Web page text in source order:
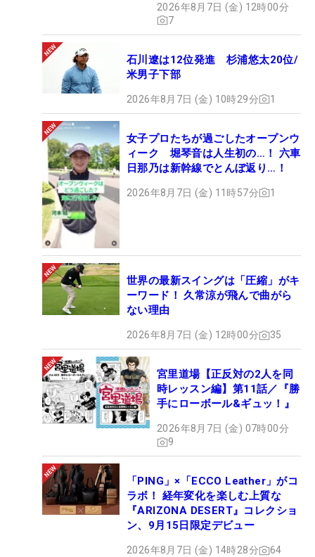
2026年8月7日 (金) 12時00分
7
石川遼は12位発進 杉浦悠太20位/
米男子下部
2026年8月7日 (金) 10時29分 1
女子プロたちが過ごしたオープンウ
ィーク 堀琴音は人生初の…！ 六車
日那乃は新幹線でとんぼ返り…！
2026年8月7日 (金) 11時57分 1
世界の最新スイングは「圧縮」がキ
ーワード！ 久常涼が飛んで曲がら
ない理由
2026年8月7日 (金) 12時00分 35
宮里道場【正反対の2人を同
時レッスン編】第11話／『勝
手にローボール&ギュッ！』
2026年8月7日 (金) 07時00分
9
「PING」×「ECCO Leather」がコ
ラボ！ 経年変化を楽しむ上質な
『ARIZONA DESERT』コレクショ
ン、9月15日限定デビュー
2026年8月7日 (金) 14時28分 64